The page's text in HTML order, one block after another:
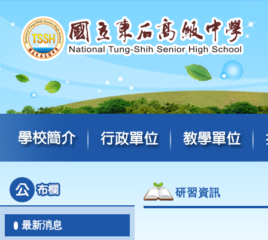
最新消息
研習資訊